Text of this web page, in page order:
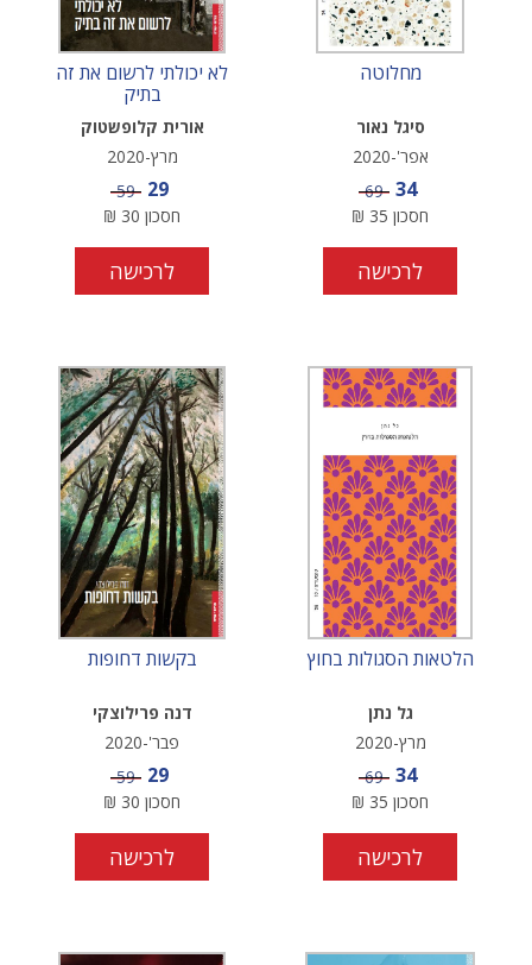
מחלוטה
סיגל נאור
אפר'-2020
מחיר מבצע
34 מחיר
69
חסכון 35
₪
לרכישה
לא יכולתי לרשום את זה
בתיק
אורית קלופשטוק
מרץ-2020
מחיר מבצע
29 מחיר
59
חסכון 30
₪
לרכישה
הלטאות הסגולות בחוץ
גל נתן
מרץ-2020
מחיר מבצע
34 מחיר
69
חסכון 35
₪
לרכישה
בקשות דחופות
דנה פרילוצקי
פבר'-2020
מחיר מבצע
29 מחיר
59
חסכון 30
₪
לרכישה